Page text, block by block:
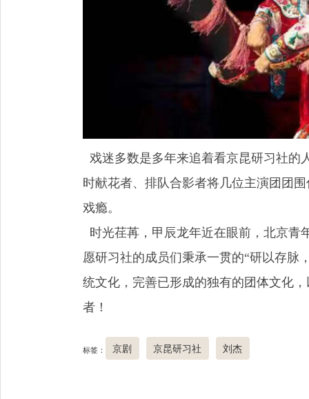
戏迷多数是多年来追着看京昆研习社的
时献花者、排队合影者将几位主演团团
戏瘾。
时光荏苒，甲辰龙年近在眼前，北京青
愿研习社的成员们秉承一贯的“研以存脉
统文化，完善已形成的独有的团体文化
者！
标签： 京剧 京昆研习社 刘杰